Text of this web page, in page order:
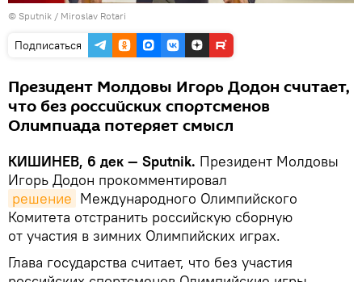
© Sputnik / Miroslav Rotari
Подписаться
Президент Молдовы Игорь Додон считает,
что без российских спортсменов
Олимпиада потеряет смысл
КИШИНЕВ, 6 дек — Sputnik. Президент Молдовы
Игорь Додон прокомментировал
решение Международного Олимпийского
Комитета отстранить российскую сборную
от участия в зимних Олимпийских играх.
Глава государства считает, что без участия